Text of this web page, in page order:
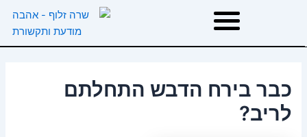
אודות
כבר בירח הדבש התחלתם
לריב?